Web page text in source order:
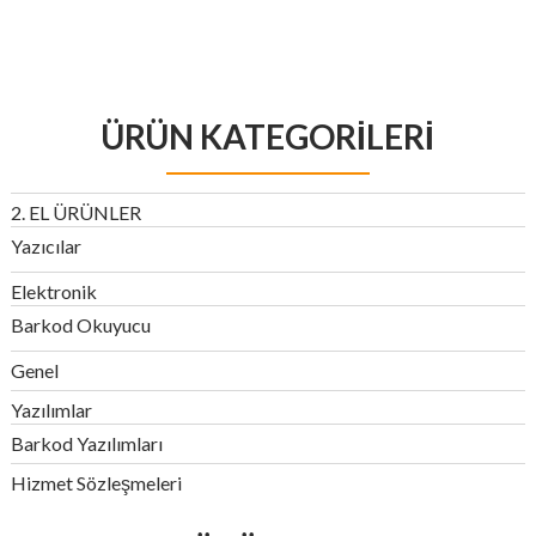
ÜRÜN KATEGORILERI
2. EL ÜRÜNLER
Yazıcılar
Elektronik
Barkod Okuyucu
Genel
Yazılımlar
Barkod Yazılımları
Hizmet Sözleşmeleri